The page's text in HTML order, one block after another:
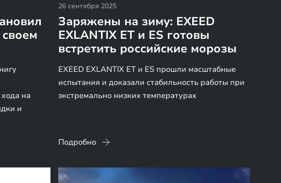
на
и
26 сентября 2025
Заряжены на зиму: EXEED
EXLANTIX ET и ES готовы
встретить российские морозы
EXEED EXLANTIX ET и ES прошли масштабные
испытания и доказали стабильность работы при
экстремально низких температурах
Подробно